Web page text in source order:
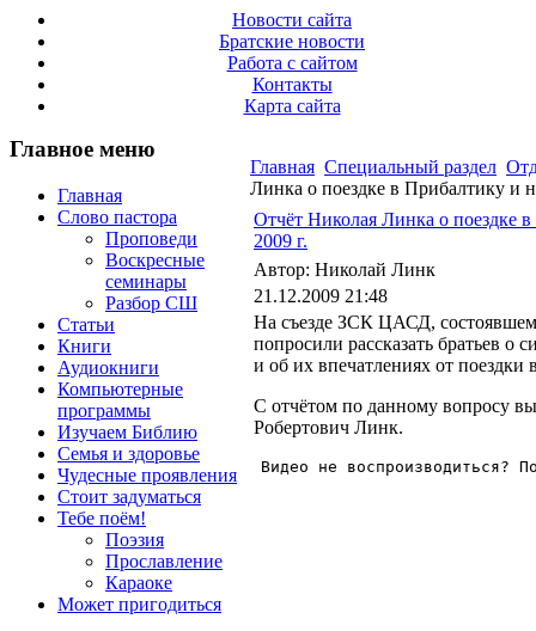
Новости сайта
Братские новости
Работа с сайтом
Контакты
Карта сайта
Главное меню
Главная
Слово пастора
Проповеди
Воскресные
семинары
Разбор СШ
Статьи
Книги
Аудиокниги
Компьютерные
программы
Изучаем Библию
Семья и здоровье
Чудесные проявления
Стоит задуматься
Тебе поём!
Поэзия
Прославление
Караоке
Может пригодиться
Главная Специальный раздел
Линка о поездке в Прибалтику и
Отчёт Николая Линка о поездке
2009 г.
Автор: Николай Линк
21.12.2009 21:48
На съезде ЗСК ЦАСД,
попросили рассказать братьев о
и об их впечатлениях от
С отчётом по данному вопросу
Робертович Линк.
Видео не воспроизводиться?